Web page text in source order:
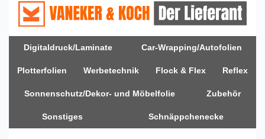
Digitaldruck/Laminate Car-Wrapping/Autofolien
Plotterfolien Werbetechnik Flock & Flex Reflex
Sonnenschutz/Dekor- und Möbelfolie Zubehör
Sonstiges Schnäppchenecke